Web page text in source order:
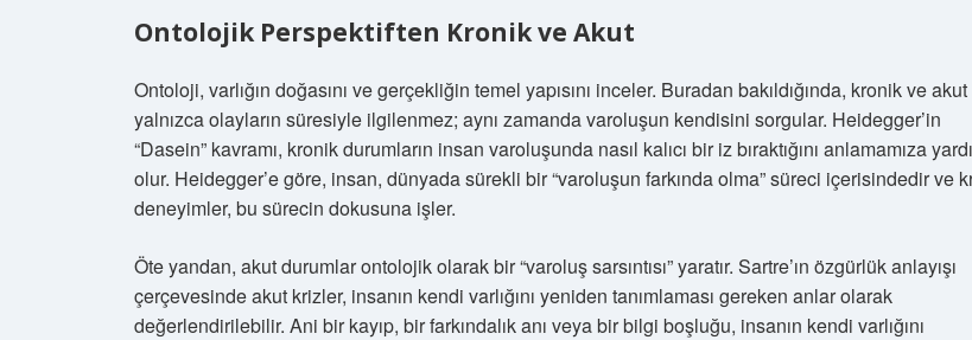
Ontolojik Perspektiften Kronik ve Akut
Ontoloji, varlığın doğasını ve gerçekliğin temel yapısını inceler. Buradan bakıldığında, kronik ve akut
yalnızca olayların süresiyle ilgilenmez; aynı zamanda varoluşun kendisini sorgular. Heidegger’in
“Dasein” kavramı, kronik durumların insan varoluşunda nasıl kalıcı bir iz bıraktığını anlamamıza
olur. Heidegger’e göre, insan, dünyada sürekli bir “varoluşun farkında olma” süreci içerisindedir ve
deneyimler, bu sürecin dokusuna işler.
Öte yandan, akut durumlar ontolojik olarak bir “varoluş sarsıntısı” yaratır. Sartre’ın özgürlük anlayışı
çerçevesinde akut krizler, insanın kendi varlığını yeniden tanımlaması gereken anlar olarak
değerlendirilebilir. Ani bir kayıp, bir farkındalık anı veya bir bilgi boşluğu, insanın kendi varlığını